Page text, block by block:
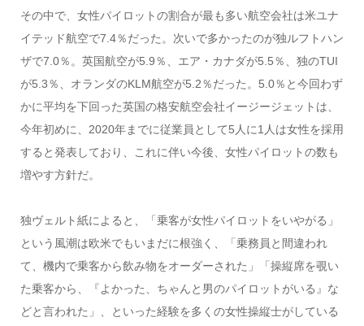
その中で、女性パイロットの割合が最も多い航空会社は米ユナ
イテッド航空で7.4％だった。次いで多かったのが独ルフトハン
ザで7.0％。英国航空が5.9％、エア・カナダが5.5％、独のTUI
が5.3％、オランダのKLM航空が5.2％だった。5.0％と今回わず
かに平均を下回った英国の格安航空会社イージージェットは、
今年初めに、2020年までに従業員として5人に1人は女性を採用
すると発表しており、これに伴い今後、女性パイロットの数も
増やす方針だ。
独ヴェルト紙によると、「乗客が女性パイロットをいやがる」
という風潮は欧米でもいまだに根強く、「乗務員と間違われ
て、機内で乗客から飲み物をオーダーされた」「操縦席を覗い
た乗客から、『よかった、ちゃんと男のパイロットがいる』な
どと言われた」、といった経験を多くの女性操縦士がしている